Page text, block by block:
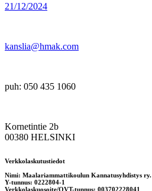
21/12/2024
kanslia@hmak.com
puh: 050 435 1060
Kornetintie 2b
00380 HELSINKI
Verkkolaskutustiedot
Nimi: Maalariammattikoulun Kannatusyhdistys ry.
Y-tunnus: 0222804-1
Verkkolaskuosoite/OVT-tunnus: 003702228041